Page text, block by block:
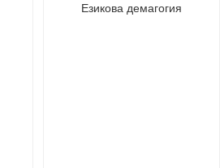
Езикова демагогия